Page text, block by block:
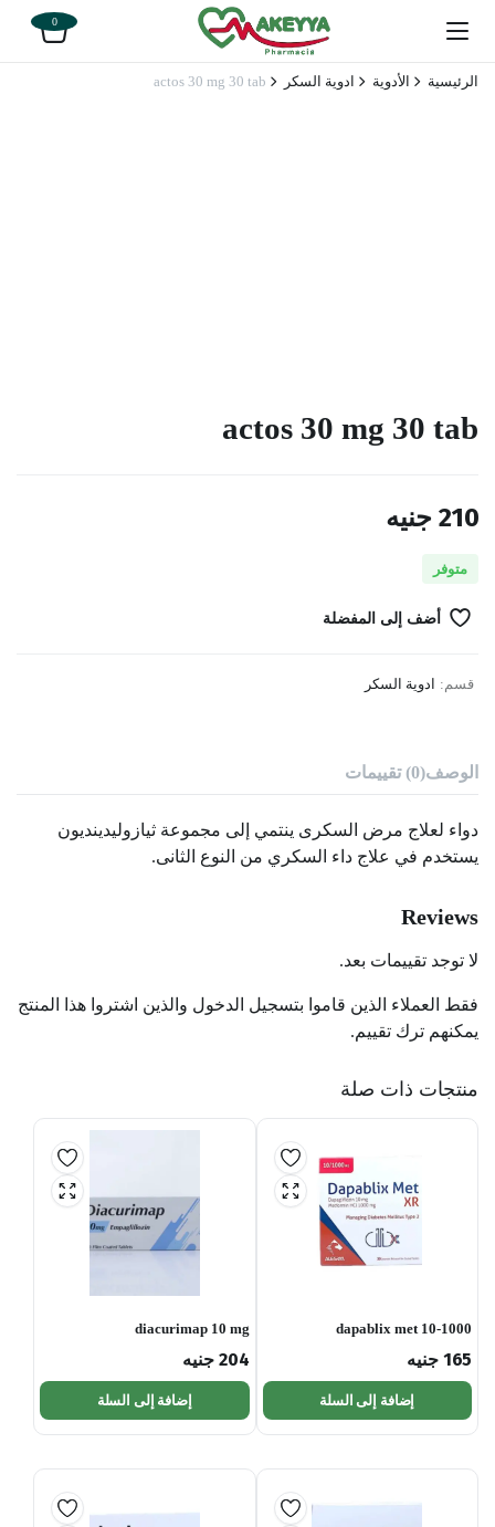
0
الرئيسية الأدوية ادوية السكر actos 30 mg 30 tab
actos 30 mg 30 tab
210 جنيه
متوفر
أضف إلى المفضلة
قسم: ادوية السكر
الوصف(0) تقييمات
دواء لعلاج مرض السكرى ينتمي إلى مجموعة ثيازوليدينديون
يستخدم في علاج داء السكري من النوع الثانى.
Reviews
لا توجد تقييمات بعد.
فقط العملاء الذين قاموا بتسجيل الدخول والذين اشتروا هذا المنتج
يمكنهم ترك تقييم.
منتجات ذات صلة
dapablix met 10-1000
165 جنيه
إضافة إلى السلة
diacurimap 10 mg
204 جنيه
إضافة إلى السلة